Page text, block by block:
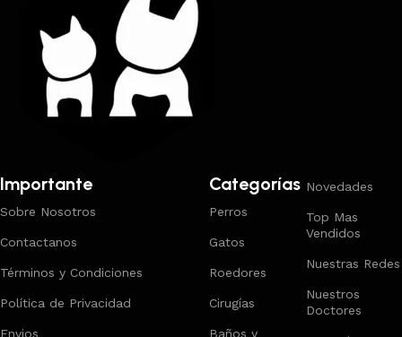
Importante
Sobre Nosotros
Contactanos
Términos y Condiciones
Política de Privacidad
Envios
Categorías
Perros
Gatos
Roedores
Cirugías
Baños y
Novedades
Top Mas
Vendidos
Nuestras Redes
Nuestros
Doctores